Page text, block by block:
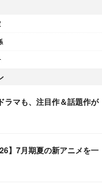
ラマも、注目作＆話題作が
】7月期夏の新アニメを一